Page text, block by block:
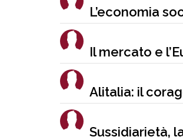
L’economia
Il mercato e
Alitalia: il
Sussidiarietà,